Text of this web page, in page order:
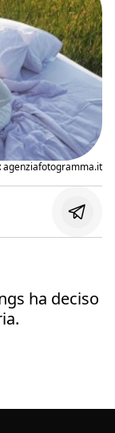
agenziafotogramma.it
ha deciso